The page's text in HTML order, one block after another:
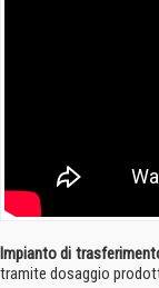
Impianto di
tramite dosaggio